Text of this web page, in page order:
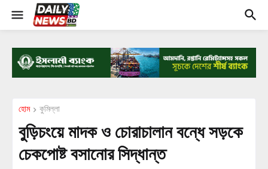
হোম কুমিল্লা
বুড়িচংয়ে মাদক ও চোরাচালান বন্ধে সড়কে
চেকপোষ্ট বসানোর সিদ্ধান্ত